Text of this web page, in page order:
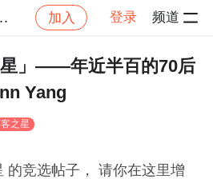
大赛专区 加入 登录 频道
星」大赛专区 其他 帖子详
星」——年近半百的70后
Yang
之星
的竞选帖子， 请你在这里增